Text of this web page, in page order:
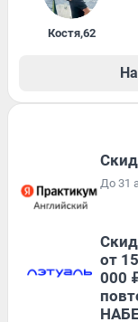
Костя,62
До 31
от
000